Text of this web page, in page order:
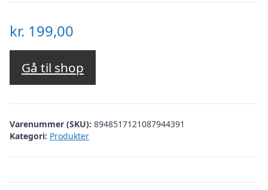
kr. 199,00
Gå til shop
Varenummer (SKU): 8948517121087944391
Kategori: Produkter